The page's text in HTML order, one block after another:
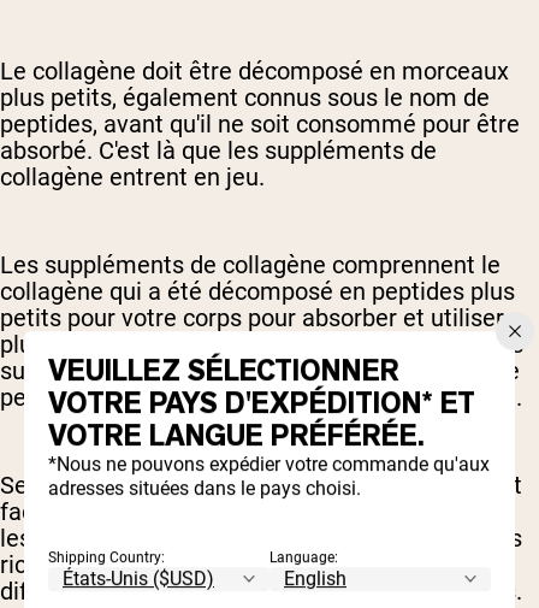
Le collagène doit être décomposé en morceaux
plus petits, également connus sous le nom de
peptides, avant qu'il ne soit consommé pour être
absorbé. C'est là que les suppléments de
collagène entrent en jeu.
Les suppléments de collagène comprennent le
collagène qui a été décomposé en peptides plus
petits pour votre corps pour absorber et utiliser
plus facilement. Ceux-ci peuvent être répertoriés
sur des étiquettes de supplément sous forme de
peptides de collagène ou de collagène hydrolysé.
Selon la recherche. Cette forme de collagène est
facilement absorbée et peut aider à augmenter
les niveaux de collagène, tandis que les aliments
riches en collagène ne semblent pas faire de
différence dans le collagène total de votre corps.
VEUILLEZ SÉLECTIONNER
VOTRE PAYS D'EXPÉDITION* ET
VOTRE LANGUE PRÉFÉRÉE.
*Nous ne pouvons expédier votre commande qu'aux
adresses situées dans le pays choisi.
Shipping Country: Language: